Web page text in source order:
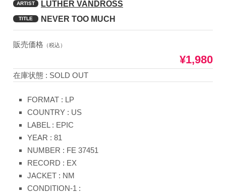
ARTIST LUTHER VANDROSS
TITLE NEVER TOO MUCH
販売価格 （税込）
¥1,980
在庫状態 : SOLD OUT
FORMAT : LP
COUNTRY : US
LABEL : EPIC
YEAR : 81
NUMBER : FE 37451
RECORD : EX
JACKET : NM
CONDITION-1 :